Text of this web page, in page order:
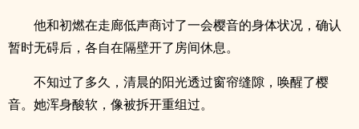
他和初燃在走廊低声商讨了一会樱音的身体状况，确认
暂时无碍后，各自在隔壁开了房间休息。
不知过了多久，清晨的阳光透过窗帘缝隙，唤醒了樱
音。她浑身酸软，像被拆开重组过。